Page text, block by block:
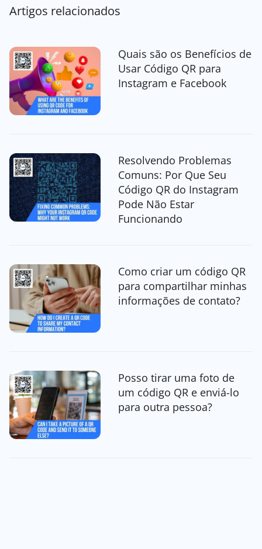
Artigos relacionados
Quais são os Benefícios de
Usar Código QR para
Instagram e Facebook
Resolvendo Problemas
Comuns: Por Que Seu
Código QR do Instagram
Pode Não Estar
Funcionando
Como criar um código QR
para compartilhar minhas
informações de contato?
Posso tirar uma foto de
um código QR e enviá-lo
para outra pessoa?